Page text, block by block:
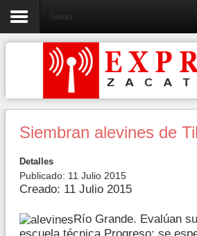
Fotonota
Siembran alevines de
Detalles
Publicado: 11 Julio 2015
Creado: 11 Julio 2015
Río Grande. Evalúan
escuela técnica Progreso; se